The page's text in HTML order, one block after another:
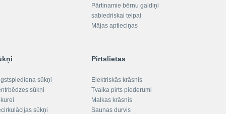
Pārtinamie bērnu galdiņi
sabiedriskai telpai
Mājas aptieciņas
sūkņi
sūkņi
sūkņi
Pirtslietas
Elektriskās krāsnis
Tvaika pirts piederumi
Malkas krāsnis
Saunas durvis